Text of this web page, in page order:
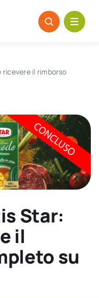
ricevere il rimborso
Star:
il
su